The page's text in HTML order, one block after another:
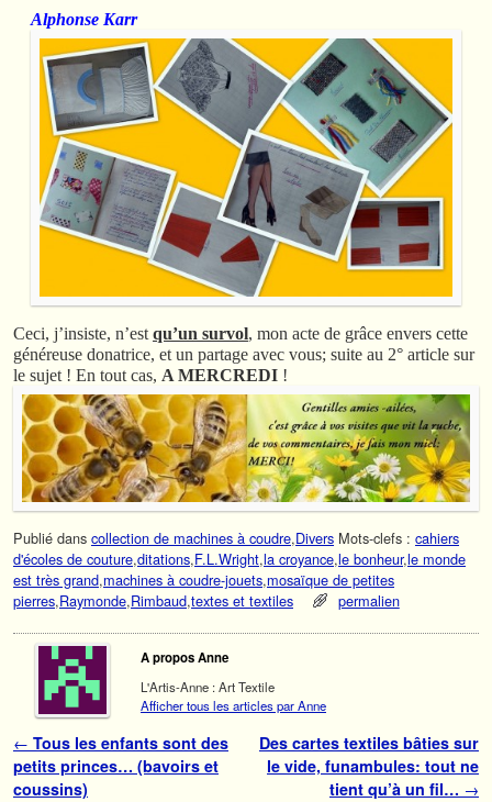
Alphonse Karr
Ceci, j’insiste, n’estqu’un survol, mon acte de grâce envers cette
généreuse donatrice, et un partage avec vous; suite au 2° article sur
le sujet ! En tout cas, A MERCREDI !
Publié dans collection de machines à coudre,Divers Mots-clefs : cahiers
d'écoles de couture,ditations,F.L.Wright,la croyance,le bonheur,le monde
est très grand,machines à coudre-jouets,mosaïque de petites
pierres,Raymonde,Rimbaud,textes et textiles permalien
A propos Anne
L'Artis-Anne : Art Textile
Afficher tous les articles par Anne
Navigation des articles
← Tous les enfants sont des
petits princes… (bavoirs et
coussins)
Des cartes textiles bâties sur
le vide, funambules: tout ne
tient qu’à un fil… →